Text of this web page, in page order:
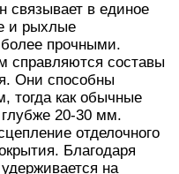
связывает в единое
и рыхлые
прочными.
справляются составы
Они способны
тогда как обычные
20-30 мм.
отделочного
Благодаря
на